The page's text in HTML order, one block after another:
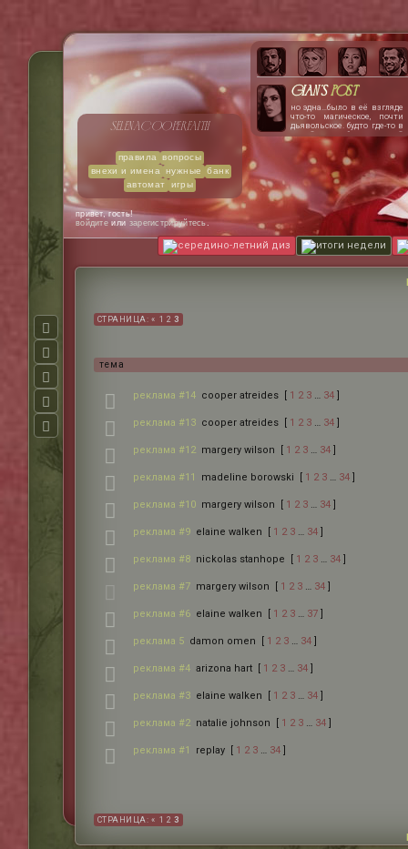
середино-летний диз итоги недели
selenacooperfaith
правила
вопросы
внехи и имена
нужные
банк
автомат
игры
Gian'spost
но эдна…было в её взгляде
что-то магическое, почти
дьявольское. будто где-то в
самой глубине этой
девушки тлеют угли костра,
и стоит только
промелькнуть одной-
единственной искре, как
всё вокруг полыхнёт.
джиан была не против
пожара.
привет, гость!
войдите или зарегистрируйтесь.
СТРАНИЦА: « 1 2 3
тема
реклама #14 cooper atreides [ 1 2 3 34 ]
реклама #13 cooper atreides [ 1 2 3 34 ]
реклама #12 margery wilson [ 1 2 3 34 ]
реклама #11 madeline borowski [ 1 2 3 34 ]
реклама #10 margery wilson [ 1 2 3 34 ]
реклама #9 elaine walken [ 1 2 3 34 ]
реклама #8 nickolas stanhope [ 1 2 3 34 ]
реклама #7 margery wilson [ 1 2 3 34 ]
реклама #6 elaine walken [ 1 2 3 37 ]
реклама 5 damon omen [ 1 2 3 34 ]
реклама #4 arizona hart [ 1 2 3 34 ]
реклама #3 elaine walken [ 1 2 3 34 ]
реклама #2 natalie johnson [ 1 2 3 34 ]
реклама #1 replay [ 1 2 3 34 ]
СТРАНИЦА: « 1 2 3